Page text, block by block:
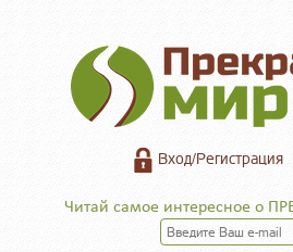
Вход/Регистрация
Читай самое интересное о